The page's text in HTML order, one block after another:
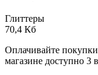
Глиттеры
70,4 Кб
Оплачивайте
магазине доступно 3